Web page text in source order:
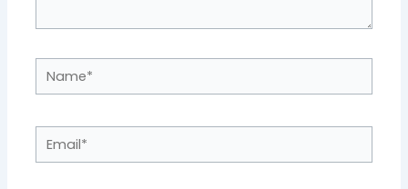
Name*
Email*